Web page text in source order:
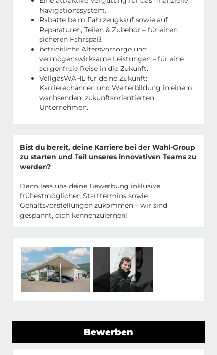
Navigationssystem.
Rabatte beim Fahrzeugkauf sowie auf
Reparaturen, Teilen & Zubehör – für einen
sicheren Fahrspaß.
betriebliche Altersvorsorge und
vermögenswirksame Leistungen – für eine
sorgenfreie Reise in die Zukunft.
VollgasWAHL für deine Zukunft:
Karrierechancen und Weiterbildung in einem
wachsenden, zukunftsorientierten
Unternehmen.
Bist du bereit, deine Karriere bei der Wahl-Group
zu starten und Teil unseres innovativen Teams zu
werden?
Dann lass uns deine Bewerbung inklusive
frühestmöglichen Starttermins sowie
Gehaltsvorstellungen zukommen – wir sind
gespannt, dich kennenzulernen!
Bewerben